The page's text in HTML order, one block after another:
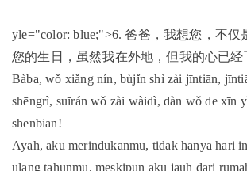
yle="color: blue;">6. 爸爸，我想您，不仅
您的生日，虽然我在外地，但我的心已经
Bàba, wǒ xiǎng nín, bùjǐn shì zài jīntiān,
shēngrì, suīrán wǒ zài wàidì, dàn wǒ de xīn
shēnbiān!
Ayah, aku merindukanmu, tidak hanya hari
ulang tahunmu, meskipun aku jauh dari